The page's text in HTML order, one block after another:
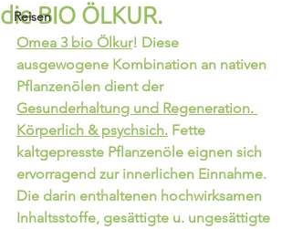
Reisen
die BIO ÖLKUR.
Omea 3 bio Ölkur! Diese
ausgewogene Kombination an nativen
Pflanzenölen dient der
Gesunderhaltung und Regeneration.
Körperlich & psychsich. Fette
kaltgepresste Pflanzenöle eignen sich
ervorragend zur innerlichen Einnahme.
Die darin enthaltenen hochwirksamen
Inhaltsstoffe, gesättigte u. ungesättigte